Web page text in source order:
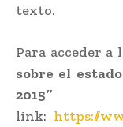
texto.
Para acceder a
sobre el
2015″
link: https://